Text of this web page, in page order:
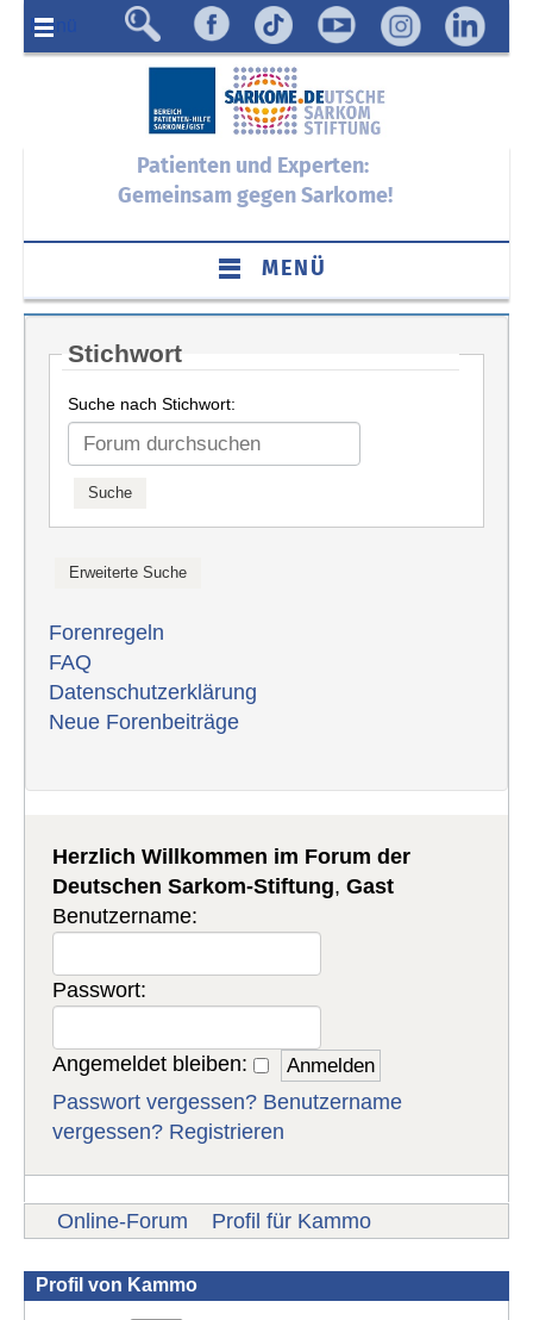
Menü
Patienten und Experten:
Gemeinsam gegen Sarkome!
MENÜ
Stichwort
Suche nach Stichwort:
Forenregeln
FAQ
Datenschutzerklärung
Neue Forenbeiträge
Herzlich Willkommen im Forum der
Deutschen Sarkom-Stiftung,Gast
Benutzername:
Passwort:
Angemeldet bleiben:
Passwort vergessen? Benutzername
vergessen? Registrieren
Online-Forum Profil für Kammo
Profil von Kammo